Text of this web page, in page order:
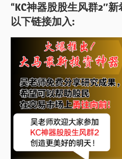
“KC神器股股生风群2″新
以下链接加入: